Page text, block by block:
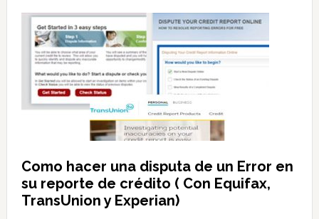
Como hacer una disputa de un Error en
su reporte de crédito ( Con Equifax,
TransUnion y Experian)